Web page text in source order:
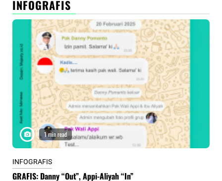
INFOGRAFIS
1 min read
INFOGRAFIS
GRAFIS: Danny “Out”, Appi-Aliyah “In”